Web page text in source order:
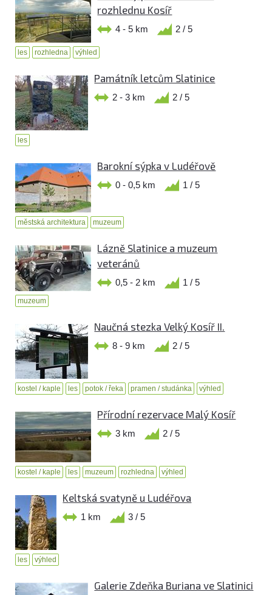
rozhlednu Kosíř
4 - 5 km 2 / 5
les rozhledna výhled
Památník letcům Slatinice
2 - 3 km 2 / 5
les
Barokní sýpka v Ludéřově
0 - 0,5 km 1 / 5
městská architektura muzeum
Lázně Slatinice a muzeum
veteránů
0,5 - 2 km 1 / 5
muzeum
Naučná stezka Velký Kosíř II.
8 - 9 km 2 / 5
kostel / kaple les potok / řeka pramen / studánka výhled
Přírodní rezervace Malý Kosíř
3 km 2 / 5
kostel / kaple les muzeum rozhledna výhled
Keltská svatyně u Ludéřova
1 km 3 / 5
les výhled
Galerie Zdeňka Buriana ve Slatinici